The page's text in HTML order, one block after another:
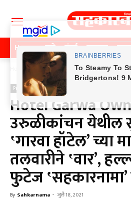
Home पुणे मुंबई महाराष्ट्र
Home Previos News
Previos News
Hotel Garwa
उरुळीकांचन येथील
‛गारवा हॉटेल’ च्या
तलवारीने ‛वार’,
फुटेज ‛सहकारनामा’
By Sahkarnama - जुलै 18, 2021